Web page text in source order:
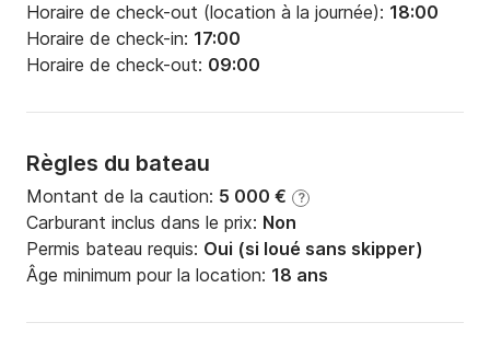
Horaire de check-out (location à la journée): 18:00
Horaire de check-in: 17:00
Horaire de check-out: 09:00
Règles du bateau
Montant de la caution: 5 000 € ?
Carburant inclus dans le prix: Non
Permis bateau requis: Oui (si loué sans skipper)
Âge minimum pour la location: 18 ans